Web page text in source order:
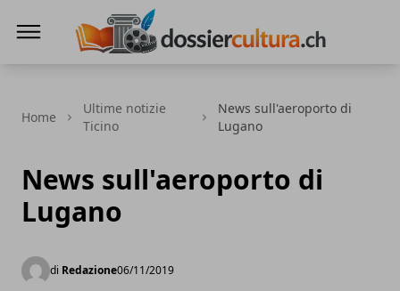
Home
Ultime notizie
Ticino
News sull'aeroporto di
Lugano
News sull'aeroporto di
Lugano
di Redazione06/11/2019